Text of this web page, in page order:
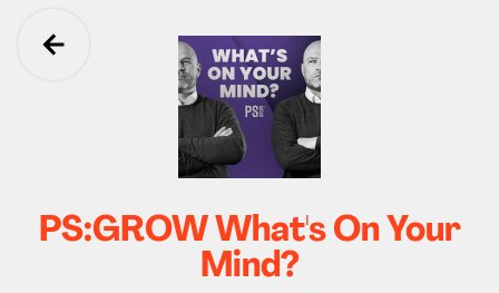
Ga terug
PS:GROW What's On Your
Mind?